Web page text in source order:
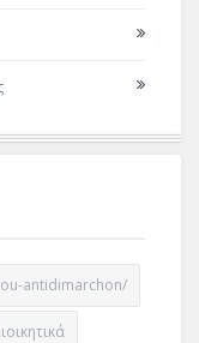
antidimarchon/